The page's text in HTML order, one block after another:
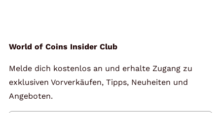
World of Coins Insider Club
Melde dich kostenlos an und erhalte Zugang zu
exklusiven Vorverkäufen, Tipps, Neuheiten und
Angeboten.